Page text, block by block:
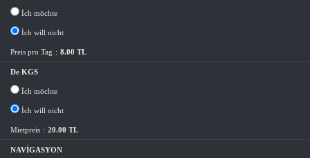
İch möchte
İch will nicht
Preis pro Tag : 8.00 TL
De KGS
İch möchte
İch will nicht
Mietpreis : 20.00 TL
NAVİGASYON